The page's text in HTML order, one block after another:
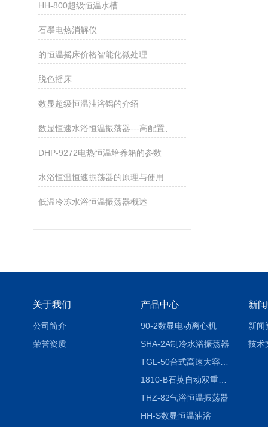
HH-800超级恒温水槽
石墨电热消解仪
的恒温摇床价格智能化微处理
脱色摇床
数显超级恒温油浴锅的介绍
DHP-9272电热恒温培养箱的参数
水浴恒温恒速振荡器的原理与使用
低温冷冻水浴恒温振荡器概述
关于我们
公司简介
荣誉资质
产品中心
90-2数显电动离心机
SHA-2A制冷水浴振荡器
1810-B石英自动双重纯水蒸馏水器
THZ-82气浴恒温振荡器
HH-S数显恒温油浴
新
新闻
技术